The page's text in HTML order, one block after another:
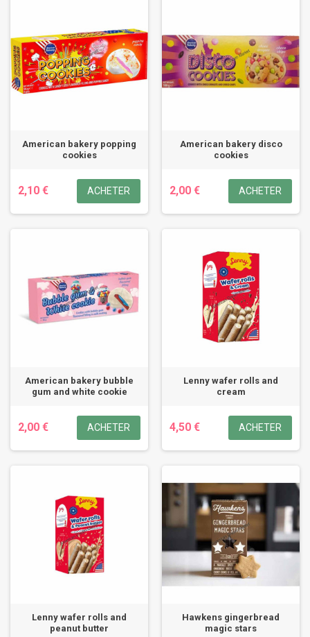
American bakery popping
cookies
2,10 € ACHETER
American bakery disco
cookies
2,00 € ACHETER
American bakery bubble
gum and white cookie
2,00 € ACHETER
Lenny wafer rolls and
cream
4,50 € ACHETER
Lenny wafer rolls and
peanut butter
Hawkens gingerbread
magic stars